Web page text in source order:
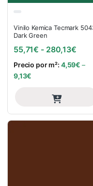
Vinilo Kemica Tecmark
Dark Green
55,71€ - 280,13€
Precio por m²: 4,59€ –
9,13€